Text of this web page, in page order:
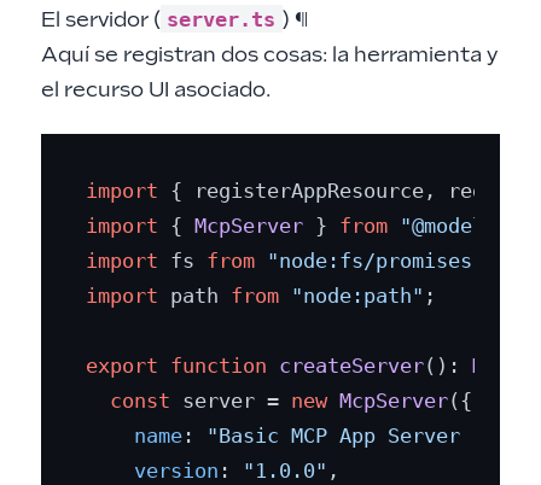
El servidor ( server.ts ) ¶
Aquí se registran dos cosas: la herramienta y
el recurso UI asociado.
import { registerAppResource,
import { McpServer } from
import fs from "node:fs/promises"
import path from "node:path" ;
export function createServer( ):
const server = new McpServer({
name : "Basic MCP App Server
version : "1.0.0" ,